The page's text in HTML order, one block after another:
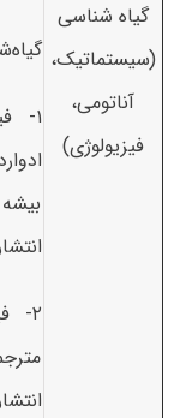
گیاه شناسی
(سیستماتیک،
آناتومی،
فیزیولوژی)
۱-
۲-